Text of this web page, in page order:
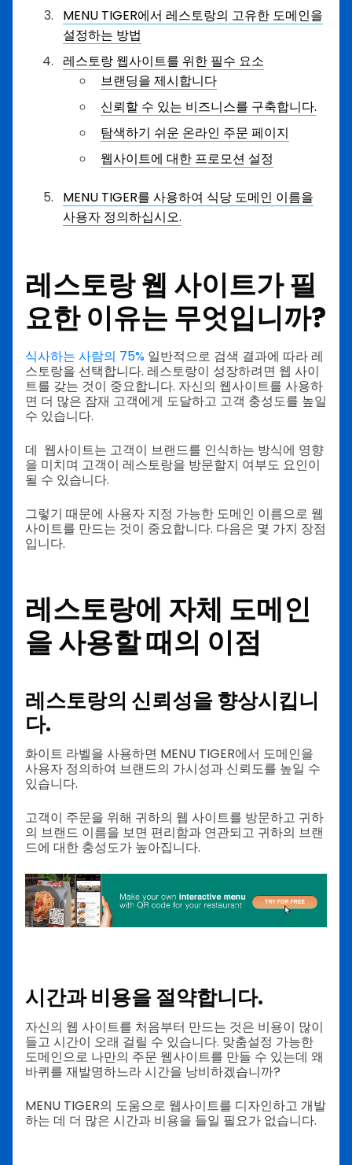
MENU TIGER에서 레스토랑의 고유한 도메인을
설정하는 방법
레스토랑 웹사이트를 위한 필수 요소
브랜딩을 제시합니다
신뢰할 수 있는 비즈니스를 구축합니다.
탐색하기 쉬운 온라인 주문 페이지
웹사이트에 대한 프로모션 설정
MENU TIGER를 사용하여 식당 도메인 이름을
사용자 정의하십시오.
레스토랑 웹 사이트가 필
요한 이유는 무엇입니까?
식사하는 사람의 75% 일반적으로 검색 결과에 따라 레
스토랑을 선택합니다. 레스토랑이 성장하려면 웹 사이
트를 갖는 것이 중요합니다. 자신의 웹사이트를 사용하
면 더 많은 잠재 고객에게 도달하고 고객 충성도를 높일
수 있습니다.
데 웹사이트는 고객이 브랜드를 인식하는 방식에 영향
을 미치며 고객이 레스토랑을 방문할지 여부도 요인이
될 수 있습니다.
그렇기 때문에 사용자 지정 가능한 도메인 이름으로 웹
사이트를 만드는 것이 중요합니다. 다음은 몇 가지 장점
입니다.
레스토랑에 자체 도메인
을 사용할 때의 이점
레스토랑의 신뢰성을 향상시킵니
다.
화이트 라벨을 사용하면 MENU TIGER에서 도메인을
사용자 정의하여 브랜드의 가시성과 신뢰도를 높일 수
있습니다.
고객이 주문을 위해 귀하의 웹 사이트를 방문하고 귀하
의 브랜드 이름을 보면 편리함과 연관되고 귀하의 브랜
드에 대한 충성도가 높아집니다.
시간과 비용을 절약합니다.
자신의 웹 사이트를 처음부터 만드는 것은 비용이 많이
들고 시간이 오래 걸릴 수 있습니다. 맞춤설정 가능한
도메인으로 나만의 주문 웹사이트를 만들 수 있는데 왜
바퀴를 재발명하느라 시간을 낭비하겠습니까?
MENU TIGER의 도움으로 웹사이트를 디자인하고 개발
하는 데 더 많은 시간과 비용을 들일 필요가 없습니다.